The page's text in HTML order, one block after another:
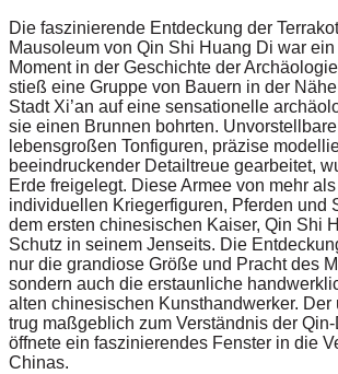
Die faszinierende Entdeckung der
Mausoleum von Qin Shi Huang Di war
Moment in der Geschichte der
stieß eine Gruppe von Bauern in der
Stadt Xi’an auf eine sensationelle
sie einen Brunnen bohrten.
lebensgroßen Tonfiguren, präzise
beeindruckender Detailtreue gearbeitet,
Erde freigelegt. Diese Armee von mehr
individuellen Kriegerfiguren, Pferden und
dem ersten chinesischen Kaiser, Qin Shi
Schutz in seinem Jenseits. Die
nur die grandiose Größe und Pracht des
sondern auch die erstaunliche
alten chinesischen Kunsthandwerker. Der
trug maßgeblich zum Verständnis der
öffnete ein faszinierendes Fenster in die
Chinas.